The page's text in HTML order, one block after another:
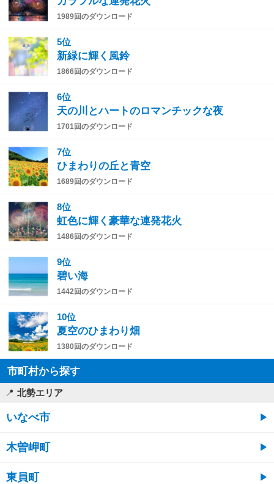
1989回のダウンロード
5位
新緑に輝く風鈴
1866回のダウンロード
6位
天の川とハートのロマンチックな夜
1701回のダウンロード
7位
ひまわりの丘と青空
1689回のダウンロード
8位
虹色に輝く豪華な連発花火
1486回のダウンロード
9位
碧い海
1442回のダウンロード
10位
夏空のひまわり畑
1380回のダウンロード
市町村から探す
北勢エリア
いなべ市
木曽岬町
東員町